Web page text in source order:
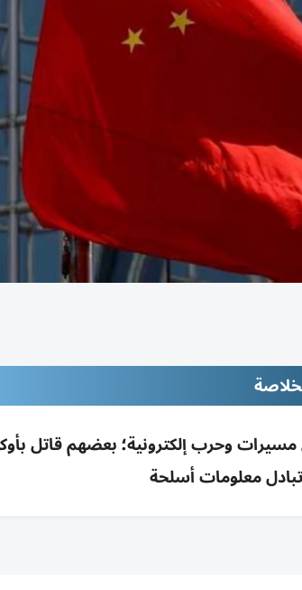
وحرب إلكترونية؛ بعضهم قاتل
معلومات أسلحة